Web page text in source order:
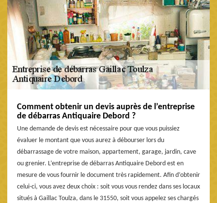
Comment obtenir un devis auprès de l’entreprise
de débarras Antiquaire Debord ?
Une demande de devis est nécessaire pour que vous puissiez
évaluer le montant que vous aurez à débourser lors du
débarrassage de votre maison, appartement, garage, jardin, cave
ou grenier. L’entreprise de débarras Antiquaire Debord est en
mesure de vous fournir le document très rapidement. Afin d’obtenir
celui-ci, vous avez deux choix : soit vous vous rendez dans ses locaux
situés à Gaillac Toulza, dans le 31550, soit vous appelez ses chargés